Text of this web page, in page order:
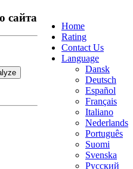
Home
Rating
Contact Us
Language
Dansk
Deutsch
Español
Français
Italiano
Nederlands
Português
Suomi
Svenska
Русский
сайта